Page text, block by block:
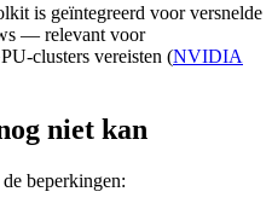
is geïntegreerd voor versnelde
— relevant voor
clusters vereisten (NVIDIA
niet kan
beperkingen: